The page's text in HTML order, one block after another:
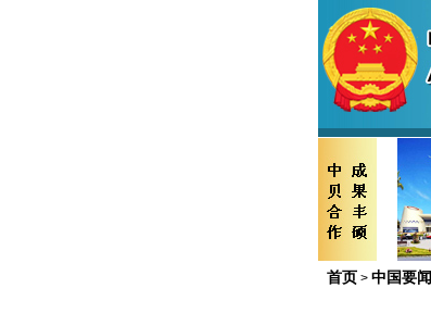
首页 > 中国要闻